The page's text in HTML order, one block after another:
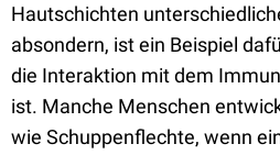
Hautschichten
absondern, ist ein Beispiel
die Interaktion mit dem
ist. Manche Menschen
wie Schuppenflechte, wenn